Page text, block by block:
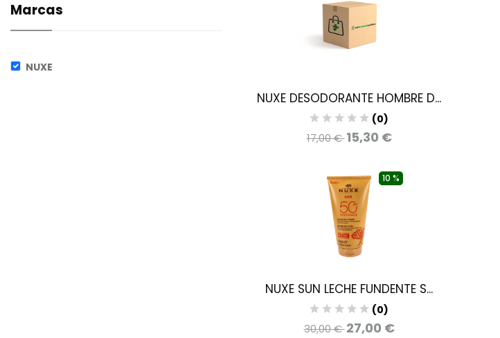
Marcas
NUXE
NUXE DESODORANTE HOMBRE D...
(0)
17,00 €15,30 €
10 %
NUXE SUN LECHE FUNDENTE S...
(0)
30,00 €27,00 €